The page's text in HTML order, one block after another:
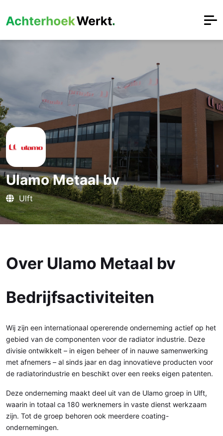
Ulamo Metaal bv
Ulft
Over Ulamo Metaal bv
Bedrijfsactiviteiten
Wij zijn een internationaal opererende onderneming actief op het
gebied van de componenten voor de radiator industrie. Deze
divisie ontwikkelt – in eigen beheer of in nauwe samenwerking
met afnemers – al sinds jaar en dag innovatieve producten voor
de radiatorindustrie en beschikt over een reeks eigen patenten.
Deze onderneming maakt deel uit van de Ulamo groep in Ulft,
waarin in totaal ca 180 werknemers in vaste dienst werkzaam
zijn. Tot de groep behoren ook meerdere coating-
ondernemingen.